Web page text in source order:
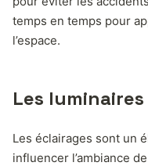
temps en temps pour
l’espace.
Les
Les éclairages sont un
influencer l’ambiance